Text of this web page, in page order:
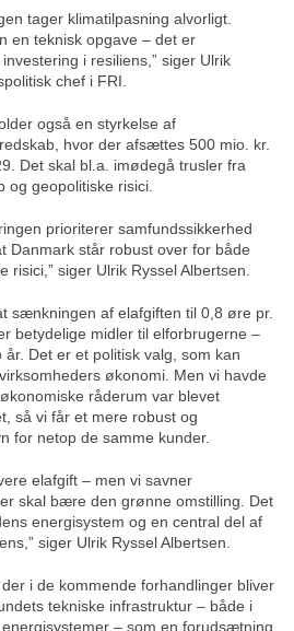
tager klimatilpasning alvorligt.
en teknisk opgave – det er
i resiliens,” siger Ulrik
chef i FRI.
også en styrkelse af
hvor der afsættes 500 mio. kr.
Det skal bl.a. imødegå trusler fra
og geopolitiske risici.
prioriterer samfundssikkerhed
Danmark står robust over for både
risici,” siger Ulrik Ryssel Albertsen.
sænkningen af elafgiften til 0,8 øre pr.
betydelige midler til elforbrugerne –
Det er et politisk valg, som kan
økonomi. Men vi havde
råderum var blevet
så vi får et mere robust og
for netop de samme kunder.
elafgift – men vi savner
skal bære den grønne omstilling. Det
energisystem og en central del af
siger Ulrik Ryssel Albertsen.
i de kommende forhandlinger bliver
tekniske infrastruktur – både i
– som en forudsætning